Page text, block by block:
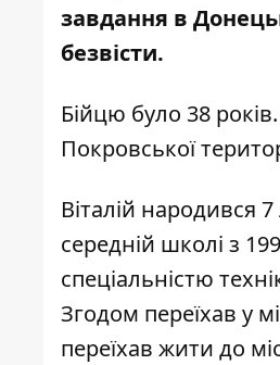
завдання в
безвісти.
Бійцю було 38
Покровської
Віталій народився
середній школі з
спеціальністю
Згодом переїхав у
переїхав жити до